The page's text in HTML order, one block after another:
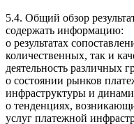
5.4. Общий обзор
содержать информацию:
о результатах
количественных, так и
деятельность различных
о состоянии рынков
инфраструктуры и
о тенденциях,
услуг платежной